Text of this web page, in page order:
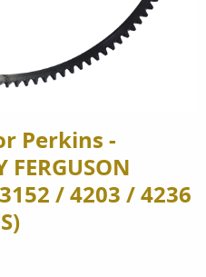
Perkins -
FERGUSON
/ 4203 / 4236